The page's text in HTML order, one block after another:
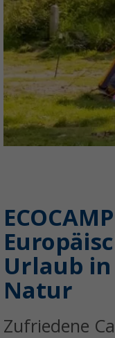
Urlaub
Natur
Zufriedene